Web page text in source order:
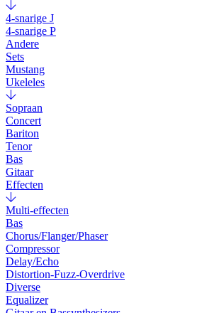
4-snarige J
4-snarige P
Andere
Sets
Mustang
Ukeleles
Sopraan
Concert
Bariton
Tenor
Bas
Gitaar
Effecten
Multi-effecten
Bas
Chorus/Flanger/Phaser
Compressor
Delay/Echo
Distortion-Fuzz-Overdrive
Diverse
Equalizer